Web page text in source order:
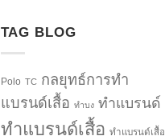
TAG BLOG
Polo TC กลยุทธ์การทำ
แบรนด์เสื้อ ทำบง ทำแบรนด์
ทำแบรนด์เสื้อ ทำแบรนด์เสื้อ